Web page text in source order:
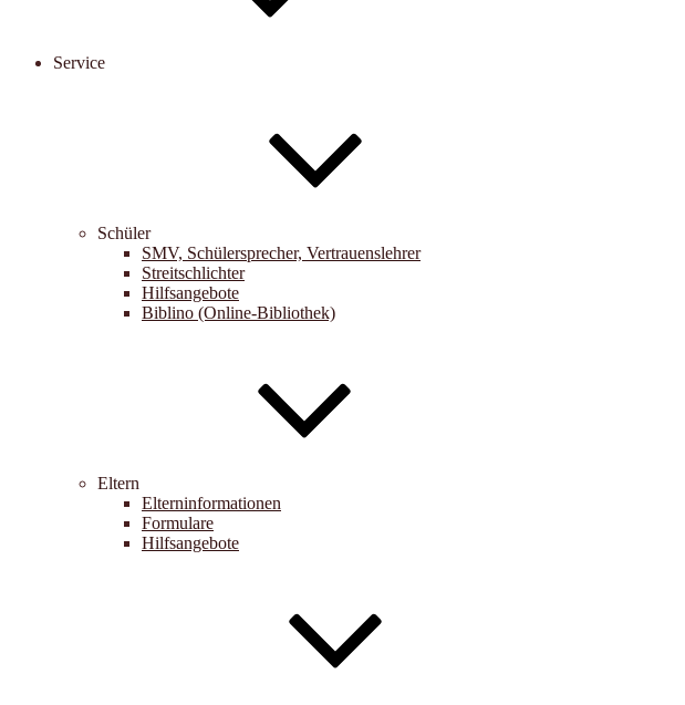
Service
Schüler
SMV, Schülersprecher, Vertrauenslehrer
Streitschlichter
Hilfsangebote
Biblino (Online-Bibliothek)
Eltern
Elterninformationen
Formulare
Hilfsangebote